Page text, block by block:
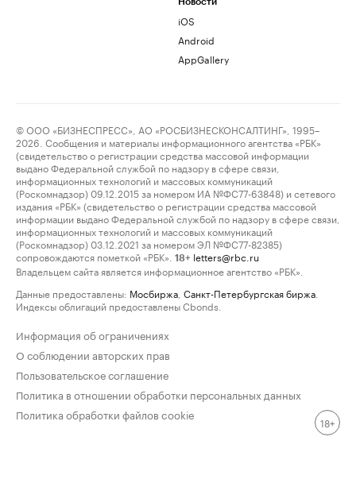
iOS
Android
AppGallery
© ООО «БИЗНЕСПРЕСС», АО «РОСБИЗНЕСКОНСАЛТИНГ», 1995–
2026. Сообщения и материалы информационного агентства «РБК»
(свидетельство о регистрации средства массовой информации
выдано Федеральной службой по надзору в сфере связи,
информационных технологий и массовых коммуникаций
(Роскомнадзор) 09.12.2015 за номером ИА №ФС77-63848) и сетевого
издания «РБК» (свидетельство о регистрации средства массовой
информации выдано Федеральной службой по надзору в сфере связи,
информационных технологий и массовых коммуникаций
(Роскомнадзор) 03.12.2021 за номером ЭЛ №ФС77-82385)
сопровождаются пометкой «РБК».
18+ letters@rbc.ru
Владельцем сайта является информационное агентство «РБК».
Данные предоставлены: Мосбиржа Санкт-Петербургская биржа
Индексы облигаций предоставлены Cbonds.
Информация об ограничениях
О соблюдении авторских прав
Пользовательское соглашение
Политика в отношении обработки персональных данных
Политика обработки файлов cookie
18+